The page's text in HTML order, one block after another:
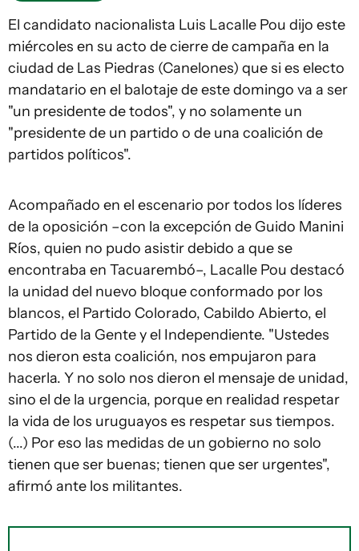
El candidato nacionalista Luis Lacalle Pou dijo este
miércoles en su acto de cierre de campaña en la
ciudad de Las Piedras (Canelones) que si es electo
mandatario en el balotaje de este domingo va a ser
"un presidente de todos", y no solamente un
"presidente de un partido o de una coalición de
partidos políticos".
Acompañado en el escenario por todos los líderes
de la oposición –con la excepción de Guido Manini
Ríos, quien no pudo asistir debido a que se
encontraba en Tacuarembó–, Lacalle Pou destacó
la unidad del nuevo bloque conformado por los
blancos, el Partido Colorado, Cabildo Abierto, el
Partido de la Gente y el Independiente. "Ustedes
nos dieron esta coalición, nos empujaron para
hacerla. Y no solo nos dieron el mensaje de unidad,
sino el de la urgencia, porque en realidad respetar
la vida de los uruguayos es respetar sus tiempos.
(...) Por eso las medidas de un gobierno no solo
tienen que ser buenas; tienen que ser urgentes",
afirmó ante los militantes.